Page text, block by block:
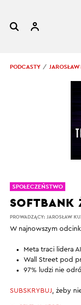
PODCASTY
PROWADZĄCY: JAROSŁAW
SOFTBANK
W najnowszym
Meta traci lidera AI
Wall Street pod
97% ludzi nie
SUBSKRYBUJ, żeby
SPOŁECZEŃSTWO